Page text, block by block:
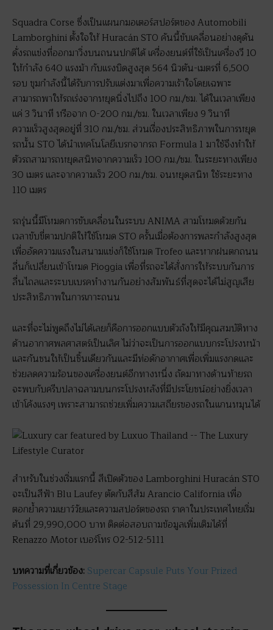
Squadra Corse ซึ่งเป็นแผนกมอเตอร์สปอร์ตของ Automobili
Lamborghini ตั้งใจให้ Huracán STO คันนี้ขับเคลื่อนอย่างดุดัน
ดั่งรถแข่งที่ออกมาวิ่งบนถนนปกติได้ เครื่องยนต์ที่ใช้เป็นเครื่องวี 10
ให้กำลัง 640 แรงม้า กับแรงบิดสูงสุด 564 นิวตัน-เมตรที่ 6,500
รอบ ขุมกำลังนี้ได้รับการปรับแต่งมาเพื่อความเร้าใจโดยเฉพาะ
สามารถพาให้รถเร่งจากหยุดนิ่งไปถึง 100 กม./ชม. ได้ในเวลาเพียง
แค่ 3 วินาที หรือจาก 0-200 กม./ชม. ในเวลาเพียง 9 วินาที
ความเร็วสูงสุดอยู่ที่ 310 กม./ชม. ส่วนเรื่องประสิทธิภาพในการหยุด
รถนั้น STO ได้นำเทคโนโลยีเบรกจากรถ Formula 1 มาใช้จึงทำให้
ตัวรถสามารถหยุดสนิทจากความเร็ว 100 กม./ชม. ในระยะทางเพียง
30 เมตร และจากความเร็ว 200 กม./ชม. จนหยุดสนิท ใช้ระยะทาง
110 เมตร
รถรุ่นนี้มีโหมดการขับเคลื่อนในระบบ ANIMA สามโหมดด้วยกัน
เวลาขับขี่ตามปกติให้ใช้โหมด STO ครั้นเมื่อต้องการพละกำลังสูงสุด
เพื่ออัดความแรงในสนามแข่งก็ใช้โหมด Trofeo และหากฝนตกถนน
ลื่นก็เปลี่ยนเข้าโหมด Pioggia เพื่อที่รถจะได้สั่งการให้ระบบกันการ
ลื่นไถลและระบบเบรคทำงานกันอย่างสัมพันธ์ที่สุดจะได้ไม่สูญเสีย
ประสิทธิภาพในการเกาะถนน
และที่จะไม่พูดถึงไม่ได้เลยก็คือการออกแบบตัวถังให้มีคุณสมบัติทาง
ด้านอากาศพลศาสตร์เป็นเลิศ ไม่ว่าจะเป็นการออกแบบกระโปรงหน้า
และกันชนให้เป็นชิ้นเดียวกันและมีท่อดักอากาศเพื่อเพิ่มแรงกดและ
ช่วยลดความร้อนของเครื่องยนต์อีกทางหนึ่ง ถัดมาทางด้านท้ายรถ
จะพบกับครีบปลาฉลามบนกระโปรงหลังที่มีประโยชน์อย่างยิ่งเวลา
เข้าโค้งแรงๆ เพราะสามารถช่วยเพิ่มความเสถียรของรถในแกนหมุนได้
สำหรับในช่วงเริ่มแรกนี้ สีเปิดตัวของ Lamborghini Huracán STO
จะเป็นสีฟ้า Blu Laufey ตัดกับสีส้ม Arancio California เพื่อ
ตอกย้ำความเยาว์วัยและความสปอร์ตของรถ ราคาในประเทศไทยเริ่ม
ต้นที่ 29,990,000 บาท ติดต่อสอบถามข้อมูลเพิ่มเติมได้ที่
Renazzo Motor เบอร์โทร 02-512-5111
บทความที่เกี่ยวข้อง: Supercar Capsule Puts Your Prized
Possession In Centre Stage